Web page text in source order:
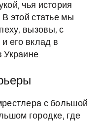
чья история
этой статье мы
вызовы, с
его вклад в
Украине.
с большой
городке, где